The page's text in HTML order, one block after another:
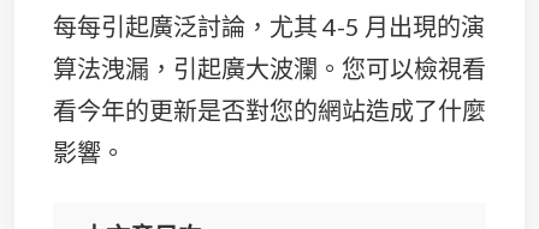
每每引起廣泛討論，尤其 4-5 月出現的演
算法洩漏，引起廣大波瀾。您可以檢視看
看今年的更新是否對您的網站造成了什麼
影響。